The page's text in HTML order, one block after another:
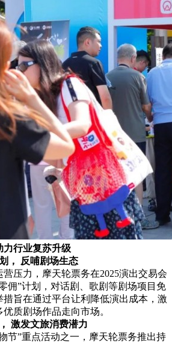
力行业复苏升级
， 反哺剧场生态
压力，摩天轮票务在2025演出交易会
佣”计划，对话剧、歌剧等剧场项目免
措旨在通过平台让利降低演出成本，激
质剧场作品走向市场。
， 激发文旅消费潜力
节”重点活动之一，摩天轮票务推出持